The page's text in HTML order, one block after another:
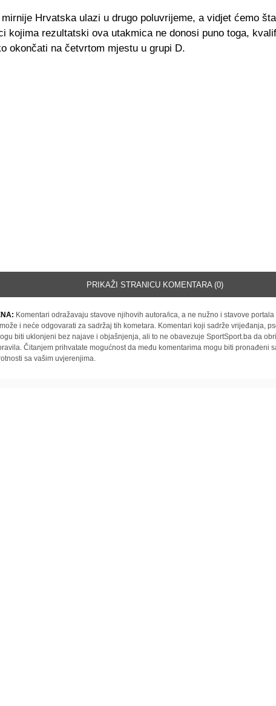
mirnije Hrvatska ulazi u drugo poluvrijeme, a vidjet ćemo
kojima rezultatski ova utakmica ne donosi puno toga,
okončati na četvrtom mjestu u grupi D.
PRIKAŽI STRANICU KOMENTARA (0)
Komentari odražavaju stavove njihovih autora/ica, a ne nužno i stavove portala
i neće odgovarati za sadržaj tih kometara. Komentari koji sadrže vrijeđanja,
biti uklonjeni bez najave i objašnjenja, ali to ne obavezuje SportSport.ba da
Čitanjem prihvatate mogućnost da među komentarima mogu biti pronađeni
sa vašim uvjerenjima.